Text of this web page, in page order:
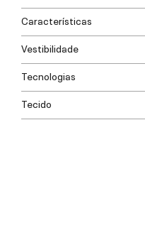
Características
Vestibilidade
Tecnologias
Tecido